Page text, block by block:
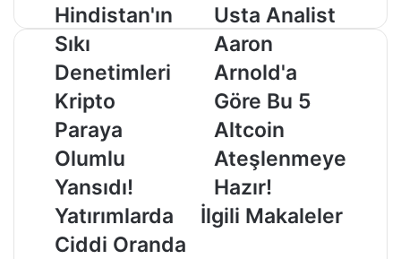
Hindistan'ın
Sıkı
Denetimleri
Kripto
Paraya
Olumlu
Yansıdı!
Yatırımlarda
Ciddi
Oranda
Artış
Yaşandı!
Hindistan'ın
Sıkı
Denetimleri
Kripto
Paraya
Olumlu
Yansıdı!
Yatırımlarda
Ciddi Oranda
Usta
Analist
Aaron
Arnold'a
Göre
Bu
5
Altcoin
Ateşlenmeye
Hazır!
Usta Analist
Aaron
Arnold'a
Göre Bu 5
Altcoin
Ateşlenmeye
Hazır!
İlgili Makaleler